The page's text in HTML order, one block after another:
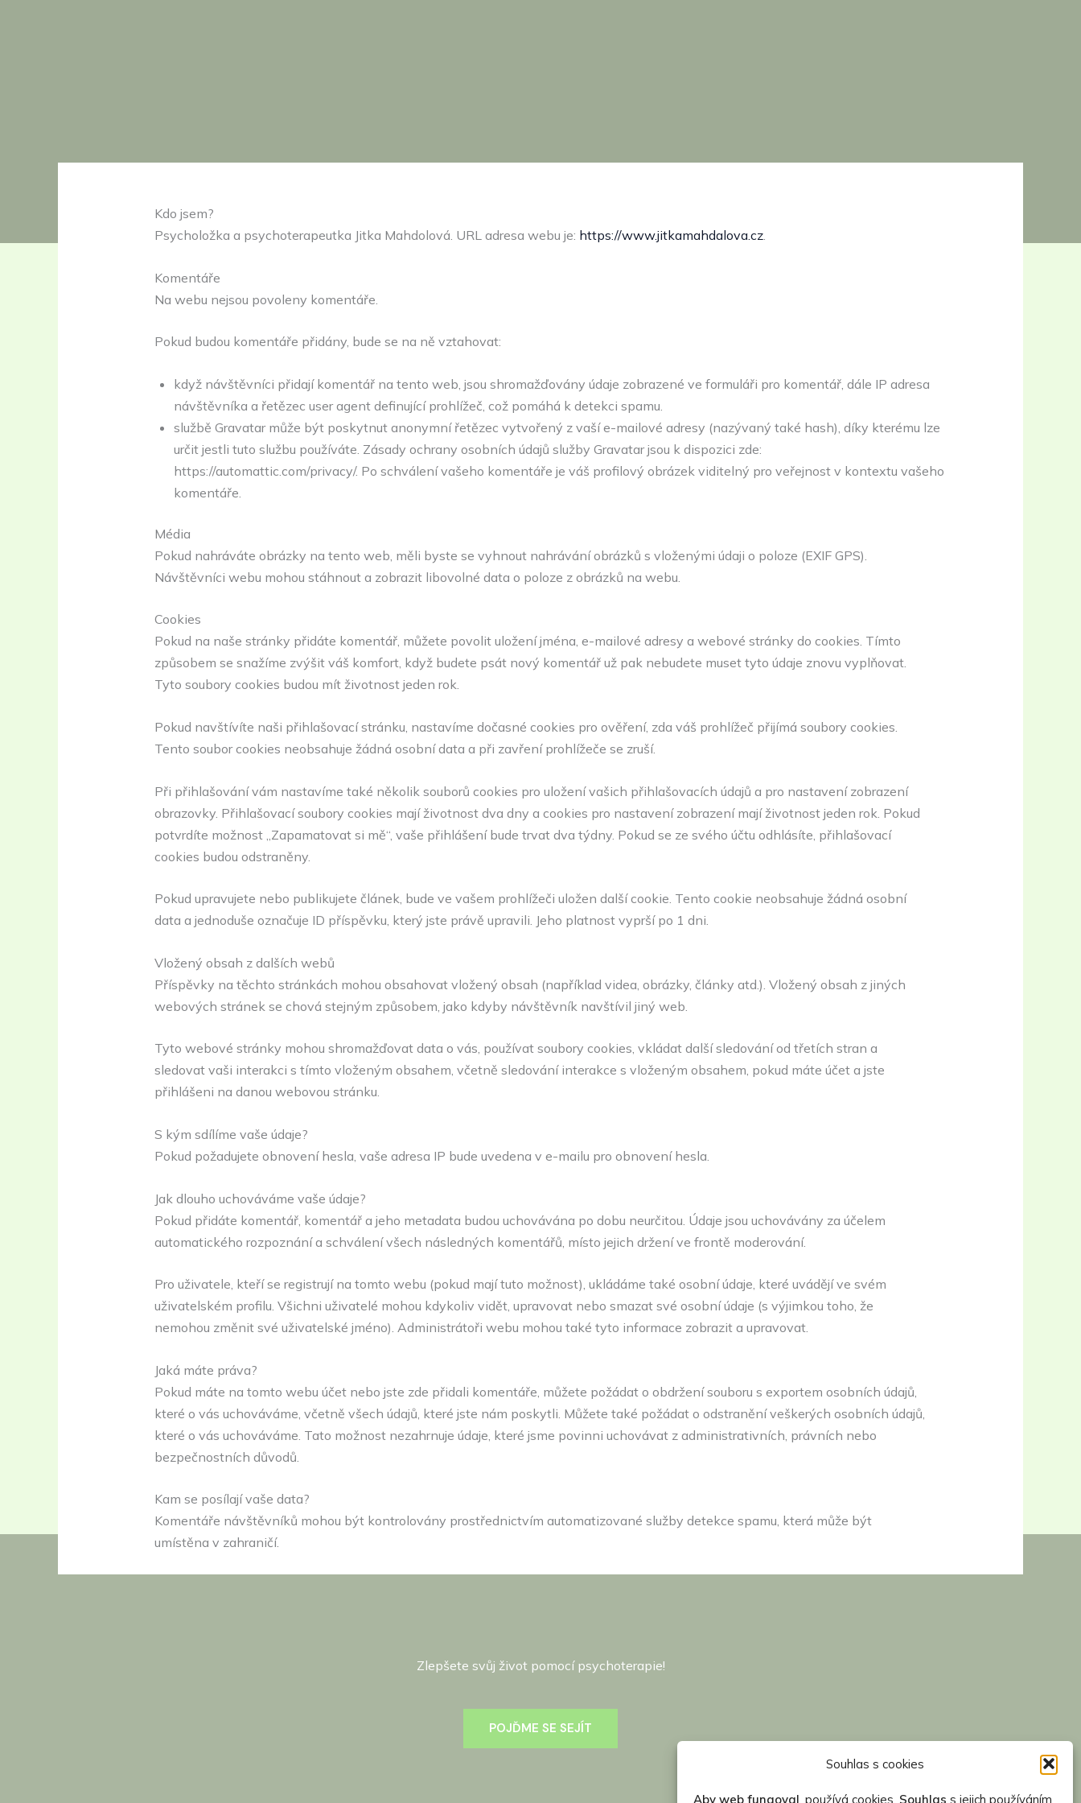
Souhlas s cookies
Aby web fungoval , používá cookies. Souhlas s jejich používáním
Kdo jsem?
Psycholožka a psychoterapeutka Jitka Mahdolová. URL adresa webu je: https://www.jitkamahdalova.cz.
Komentáře
Na webu nejsou povoleny komentáře.
Pokud budou komentáře přidány, bude se na ně vztahovat:
když návštěvníci přidají komentář na tento web, jsou shromažďovány údaje zobrazené ve formuláři pro komentář, dále IP adresa
návštěvníka a řetězec user agent definující prohlížeč, což pomáhá k detekci spamu.
službě Gravatar může být poskytnut anonymní řetězec vytvořený z vaší e-mailové adresy (nazývaný také hash), díky kterému lze
určit jestli tuto službu používáte. Zásady ochrany osobních údajů služby Gravatar jsou k dispozici zde:
https://automattic.com/privacy/. Po schválení vašeho komentáře je váš profilový obrázek viditelný pro veřejnost v kontextu vašeho
komentáře.
Média
Pokud nahráváte obrázky na tento web, měli byste se vyhnout nahrávání obrázků s vloženými údaji o poloze (EXIF GPS).
Návštěvníci webu mohou stáhnout a zobrazit libovolné data o poloze z obrázků na webu.
Cookies
Pokud na naše stránky přidáte komentář, můžete povolit uložení jména, e-mailové adresy a webové stránky do cookies. Tímto
způsobem se snažíme zvýšit váš komfort, když budete psát nový komentář už pak nebudete muset tyto údaje znovu vyplňovat.
Tyto soubory cookies budou mít životnost jeden rok.
Pokud navštívíte naši přihlašovací stránku, nastavíme dočasné cookies pro ověření, zda váš prohlížeč přijímá soubory cookies.
Tento soubor cookies neobsahuje žádná osobní data a při zavření prohlížeče se zruší.
Při přihlašování vám nastavíme také několik souborů cookies pro uložení vašich přihlašovacích údajů a pro nastavení zobrazení
obrazovky. Přihlašovací soubory cookies mají životnost dva dny a cookies pro nastavení zobrazení mají životnost jeden rok. Pokud
potvrdíte možnost „Zapamatovat si mě“, vaše přihlášení bude trvat dva týdny. Pokud se ze svého účtu odhlásíte, přihlašovací
cookies budou odstraněny.
Pokud upravujete nebo publikujete článek, bude ve vašem prohlížeči uložen další cookie. Tento cookie neobsahuje žádná osobní
data a jednoduše označuje ID příspěvku, který jste právě upravili. Jeho platnost vyprší po 1 dni.
Vložený obsah z dalších webů
Příspěvky na těchto stránkách mohou obsahovat vložený obsah (například videa, obrázky, články atd.). Vložený obsah z jiných
webových stránek se chová stejným způsobem, jako kdyby návštěvník navštívil jiný web.
Tyto webové stránky mohou shromažďovat data o vás, používat soubory cookies, vkládat další sledování od třetích stran a
sledovat vaši interakci s tímto vloženým obsahem, včetně sledování interakce s vloženým obsahem, pokud máte účet a jste
přihlášeni na danou webovou stránku.
S kým sdílíme vaše údaje?
Pokud požadujete obnovení hesla, vaše adresa IP bude uvedena v e-mailu pro obnovení hesla.
Jak dlouho uchováváme vaše údaje?
Pokud přidáte komentář, komentář a jeho metadata budou uchovávána po dobu neurčitou. Údaje jsou uchovávány za účelem
automatického rozpoznání a schválení všech následných komentářů, místo jejich držení ve frontě moderování.
Pro uživatele, kteří se registrují na tomto webu (pokud mají tuto možnost), ukládáme také osobní údaje, které uvádějí ve svém
uživatelském profilu. Všichni uživatelé mohou kdykoliv vidět, upravovat nebo smazat své osobní údaje (s výjimkou toho, že
nemohou změnit své uživatelské jméno). Administrátoři webu mohou také tyto informace zobrazit a upravovat.
Jaká máte práva?
Pokud máte na tomto webu účet nebo jste zde přidali komentáře, můžete požádat o obdržení souboru s exportem osobních údajů,
které o vás uchováváme, včetně všech údajů, které jste nám poskytli. Můžete také požádat o odstranění veškerých osobních údajů,
které o vás uchováváme. Tato možnost nezahrnuje údaje, které jsme povinni uchovávat z administrativních, právních nebo
bezpečnostních důvodů.
Kam se posílají vaše data?
Komentáře návštěvníků mohou být kontrolovány prostřednictvím automatizované služby detekce spamu, která může být
umístěna v zahraničí.
Zlepšete svůj život pomocí psychoterapie!
POJĎME SE SEJÍT